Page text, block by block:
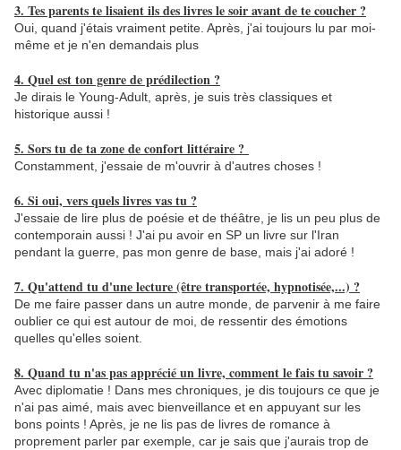
3. Tes parents te lisaient ils des livres le soir avant de te coucher ?
Oui, quand j'étais vraiment petite. Après, j'ai toujours lu par moi-
même et je n'en demandais plus
4. Quel est ton genre de prédilection ?
Je dirais le Young-Adult, après, je suis très classiques et
historique aussi !
5. Sors tu de ta zone de confort littéraire ?
Constamment, j'essaie de m'ouvrir à d'autres choses !
6. Si oui, vers quels livres vas tu ?
J'essaie de lire plus de poésie et de théâtre, je lis un peu plus de
contemporain aussi ! J'ai pu avoir en SP un livre sur l'Iran
pendant la guerre, pas mon genre de base, mais j'ai adoré !
7. Qu'attend tu d'une lecture (être transportée, hypnotisée,...) ?
De me faire passer dans un autre monde, de parvenir à me faire
oublier ce qui est autour de moi, de ressentir des émotions
quelles qu'elles soient.
8. Quand tu n'as pas apprécié un livre, comment le fais tu savoir ?
Avec diplomatie ! Dans mes chroniques, je dis toujours ce que je
n'ai pas aimé, mais avec bienveillance et en appuyant sur les
bons points ! Après, je ne lis pas de livres de romance à
proprement parler par exemple, car je sais que j'aurais trop de